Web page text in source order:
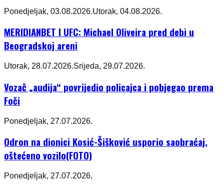
Ponedjeljak, 03.08.2026.Utorak, 04.08.2026.
MERIDIANBET I UFC: Michael Oliveira pred debi u
Beogradskoj areni
Utorak, 28.07.2026.Srijeda, 29.07.2026.
Vozač „audija“ povrijedio policajca i pobjegao prema
Foči
Ponedjeljak, 27.07.2026.
Odron na dionici Kosić-Šišković usporio saobraćaj,
oštećeno vozilo(FOTO)
Ponedjeljak, 27.07.2026.